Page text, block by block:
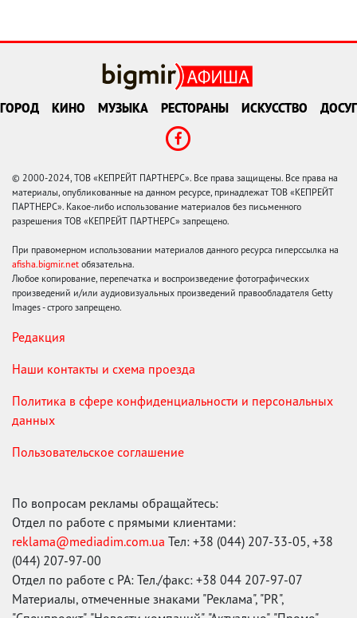
ГОРОД КИНО МУЗЫКА РЕСТОРАНЫ ИСКУССТВО ДОСУГ
© 2000-2024, ТОВ «КЕПРЕЙТ ПАРТНЕРС». Все права защищены. Все права на
материалы, опубликованные на данном ресурсе, принадлежат ТОВ «КЕПРЕЙТ
ПАРТНЕРС». Какое-либо использование материалов без письменного
разрешения ТОВ «КЕПРЕЙТ ПАРТНЕРС» запрещено.
При правомерном использовании материалов данного ресурса гиперссылка на
afisha.bigmir.net обязательна.
Любое копирование, перепечатка и воспроизведение фотографических
произведений и/или аудиовизуальных произведений правообладателя Getty
Images - строго запрещено.
Редакция
Наши контакты и схема проезда
Политика в сфере конфиденциальности и персональных
данных
Пользовательское соглашение
По вопросам рекламы обращайтесь:
Отдел по работе с прямыми клиентами:
reklama@mediadim.com.ua Тел: +38 (044) 207-33-05, +38
(044) 207-97-00
Отдел по работе с РА: Тел./факс: +38 044 207-97-07
Материалы, отмеченные знаками "Реклама", "PR",